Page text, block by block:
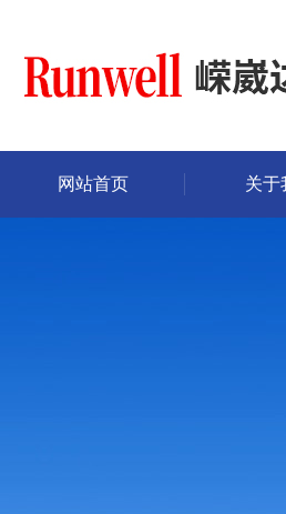
网站首页 关于